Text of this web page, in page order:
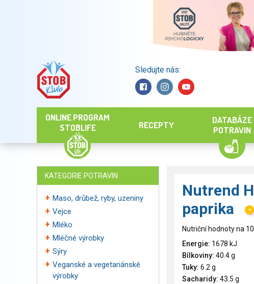
Sledujte nás:
ONLINE PROGRAM
STOBLIFE
RECEPTY
DATABÁZE
POTRAVIN
KATEGORIE POTRAVIN
Maso, drůbež, ryby, uzeniny
Vejce
Mléko
Mléčné výrobky
Sýry
Veganské a vegetariánské
výrobky
Nutrend
paprika
H
Nutriční hodnoty na
Energie: 1678 kJ
Bílkoviny: 40.4 g
Tuky: 6.2 g
Sacharidy: 43.5 g